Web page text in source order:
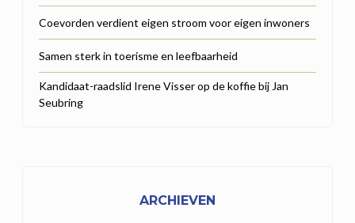
Coevorden verdient eigen stroom voor eigen inwoners
Samen sterk in toerisme en leefbaarheid
Kandidaat-raadslid Irene Visser op de koffie bij Jan
Seubring
ARCHIEVEN